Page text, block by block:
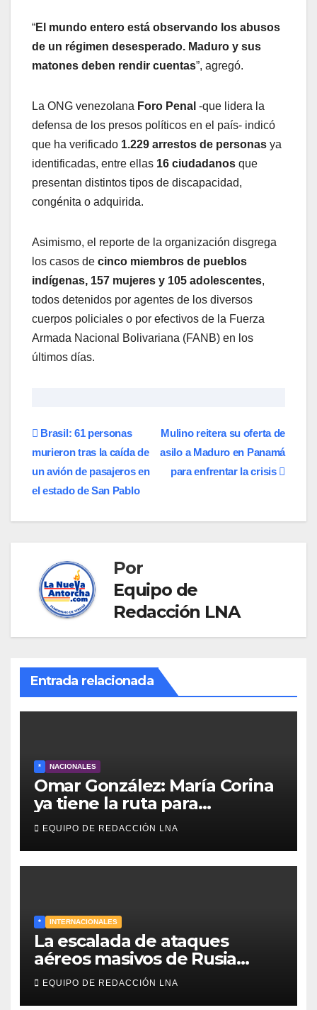
“El mundo entero está observando los abusos
de un régimen desesperado. Maduro y sus
matones deben rendir cuentas”, agregó.
La ONG venezolana Foro Penal -que lidera la
defensa de los presos políticos en el país- indicó
que ha verificado 1.229 arrestos de personas ya
identificadas, entre ellas 16 ciudadanos que
presentan distintos tipos de discapacidad,
congénita o adquirida.
Asimismo, el reporte de la organización disgrega
los casos de cinco miembros de pueblos
indígenas, 157 mujeres y 105 adolescentes,
todos detenidos por agentes de los diversos
cuerpos policiales o por efectivos de la Fuerza
Armada Nacional Bolivariana (FANB) en los
últimos días.
Navegación
de
entradas
Mulino reitera su oferta de
asilo a Maduro en Panamá
para enfrentar la crisis
Brasil: 61 personas
murieron tras la caída de
un avión de pasajeros en
el estado de San Pablo
Por
Equipo de
Redacción LNA
Entrada relacionada
* NACIONALES
Omar González: María Corina
ya tiene la ruta para
reconstruir Venezuela
EQUIPO DE REDACCIÓN LNA
* INTERNACIONALES
La escalada de ataques
aéreos masivos de Rusia
sobre Kiev y centros
energéticos eleva la tensión
EQUIPO DE REDACCIÓN LNA